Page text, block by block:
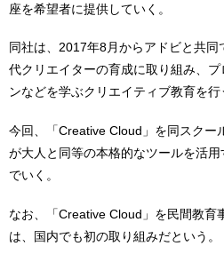
座を希望者に提供していく。
同社は、2017年8月からアドビと共
代クリエイターの育成に取り組み、
ンなどを学ぶクリエイティブ教育を行
今回、「Creative Cloud」を同スクー
が大人と同等の本格的なツールを活
でいく。
なお、「Creative Cloud」を民間教育
は、国内でも初の取り組みだという。